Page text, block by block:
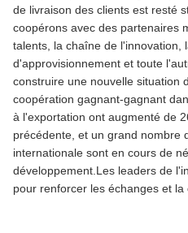
de livraison des clients est resté
coopérons avec des partenaires
talents, la chaîne de l'innovation,
d'approvisionnement et toute
construire une nouvelle situation
coopération gagnant-gagnant
à l'exportation ont augmenté de
précédente, et un grand nombre
internationale sont en cours de
développement.Les leaders de
pour renforcer les échanges et